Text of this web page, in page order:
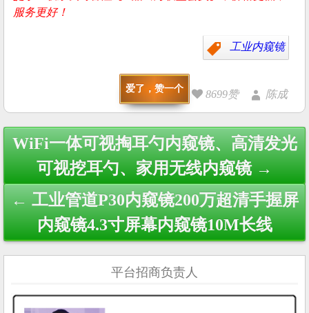
服务更好！
工业内窥镜
爱了，赞一个 8699赞 陈成
Post
navigation
WiFi一体可视掏耳勺内窥镜、高清发光
可视挖耳勺、家用无线内窥镜 →
← 工业管道P30内窥镜200万超清手握屏
内窥镜4.3寸屏幕内窥镜10M长线
平台招商负责人